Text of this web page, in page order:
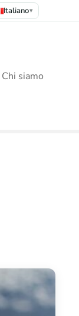
Italiano▾
Chi siamo